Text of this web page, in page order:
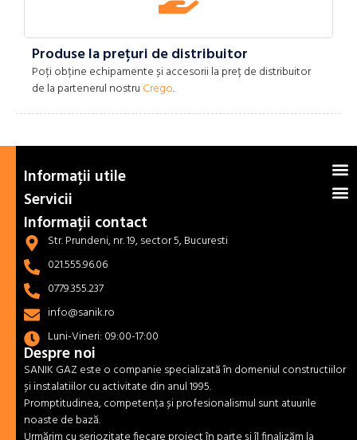
Produse la prețuri de distribuitor
Poți obține echipamente și accesorii la preț de distribuitor
de la partenerul nostru Crego.
Despre noi
SANIK GAZ este o companie specializată în domeniul constructiilor
și instalatiilor cu activitate din anul 1995.
Promptitudinea, competența și profesionalismul sunt atuurile
noaste de bază.
Informații utile
Servicii
Informații contact
Str. Prundeni, nr. 19, sector 5, Bucuresti
021.555.96.06
0779.355.237
info@sanik.ro
Luni-Vineri: 09:00-17:00